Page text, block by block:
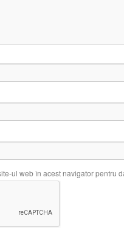
ul web în acest navigator pentru